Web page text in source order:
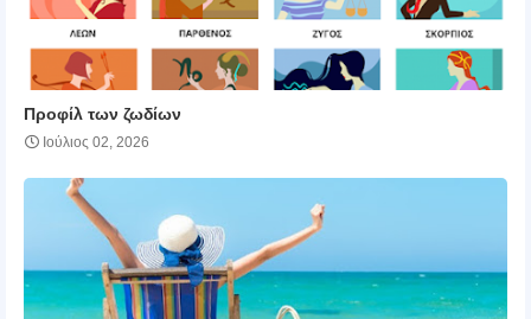
Προφίλ των ζωδίων
Ιούλιος 02, 2026